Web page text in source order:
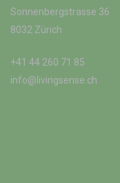
Sonnenbergstrasse 36
8032 Zürich
+41 44 260 71 85
info@livingsense.ch